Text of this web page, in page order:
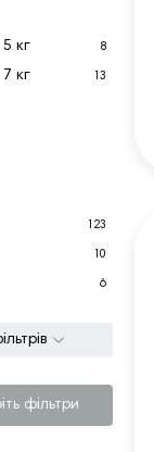
5 кг 8
7 кг 13
123
10
6
фільтри